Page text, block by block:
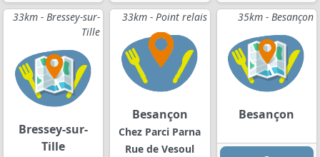
33km - Bressey-sur-
Tille
Bressey-sur-
Tille
33km - Point relais
Besançon
Chez Parci Parna
Rue de Vesoul
35km - Besançon
Besançon